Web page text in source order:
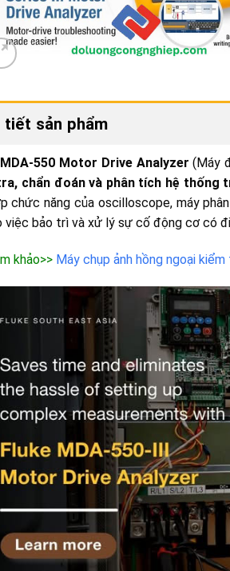
tiết sản phẩm
550 Motor Drive Analyzer (Máy
chẩn đoán và phân tích hệ thống
chức năng của oscilloscope, máy
việc bảo trì và xử lý sự cố động cơ có
khảo>> Máy chụp ảnh hồng ngoại